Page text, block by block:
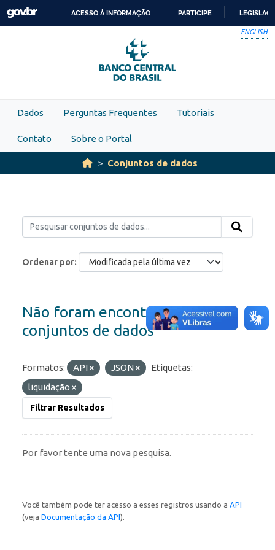
Skip to main content
PARA
O
CONTEÚDO
ACESSO À INFORMAÇÃO PARTICIPE
ENGLISH
Dados Perguntas Frequentes Tutoriais
Contato Sobre o Portal
Conjuntos de dados
Ordenar por
Não foram encontrados
conjuntos de dados
Formatos: API JSON
Etiquetas:
liquidação
Filtrar Resultados
Por favor tente uma nova pesquisa.
Você também pode ter acesso a esses registros usando a API
(veja Documentação da API).